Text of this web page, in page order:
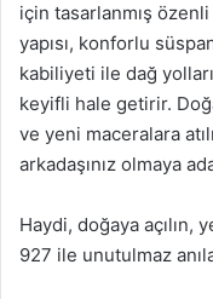
için tasarlanmış
yapısı, konforlu
kabiliyeti ile dağ
keyifli hale getirir.
ve yeni maceralara
arkadaşınız olmaya
Haydi, doğaya açılın,
927 ile unutulmaz